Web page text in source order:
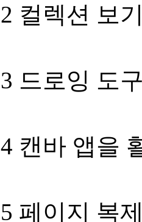
컬렉션 보
드로잉 도
캔바 앱을
페이지 복